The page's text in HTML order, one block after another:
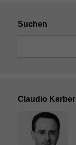
Suchen
Claudio Kerber